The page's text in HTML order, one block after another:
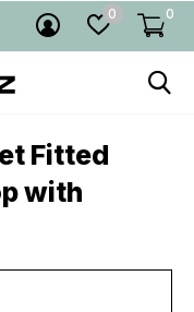
0 0
Fitted
with